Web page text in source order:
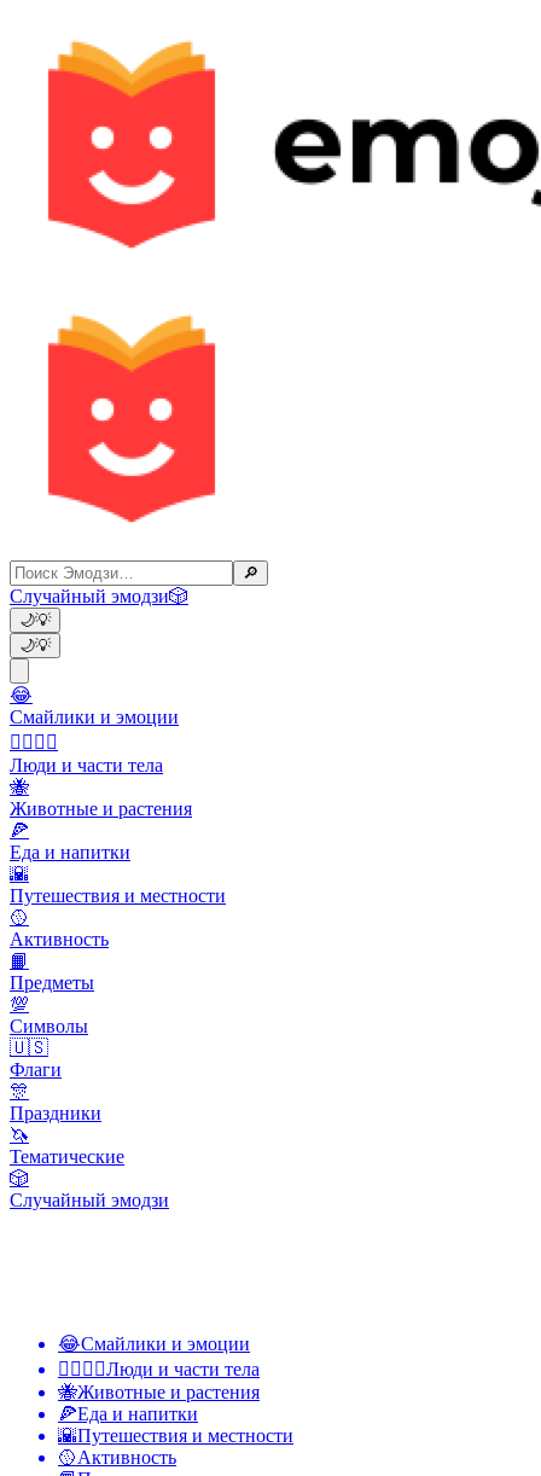
🔎
Случайный эмодзи🎲
🌙💡
🌙💡
😂
Смайлики и эмоции
👩‍❤️‍💋‍👨
Люди и части тела
🐝
Животные и растения
🍕
Еда и напитки
🌇
Путешествия и местности
🥎
Активность
📙
Предметы
💯
Символы
🇺🇸
Флаги
🎊
Праздники
🦄
Тематические
🎲
Случайный эмодзи
😂Смайлики и эмоции
👩‍❤️‍💋‍👨Люди и части тела
🐝Животные и растения
🍕Еда и напитки
🌇Путешествия и местности
🥎Активность